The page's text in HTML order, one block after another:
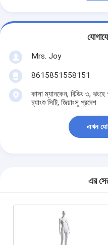
Mrs. Joy
8615851558151
কাসা ম্যানকেন, বিল্ডিং ৩,
চ্যাংশু সিটি, জিয়াংসু প্রদেশ
এখন
এর